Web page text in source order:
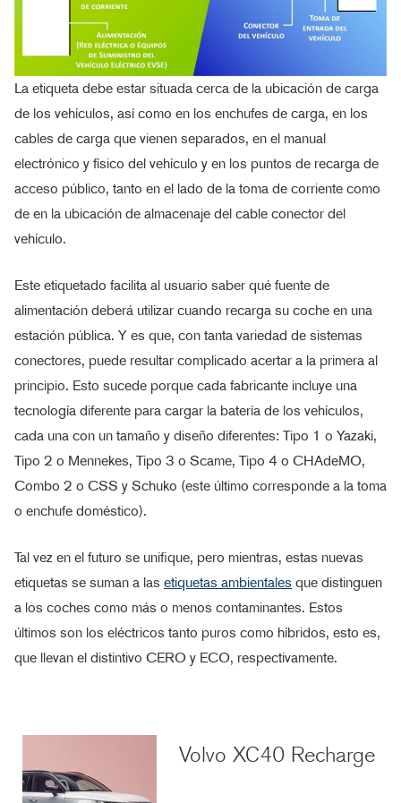
La etiqueta debe estar situada cerca de la ubicación de carga
de los vehículos, así como en los enchufes de carga, en los
cables de carga que vienen separados, en el manual
electrónico y físico del vehículo y en los puntos de recarga de
acceso público, tanto en el lado de la toma de corriente como
de en la ubicación de almacenaje del cable conector del
vehículo.
Este etiquetado facilita al usuario saber qué fuente de
alimentación deberá utilizar cuando recarga su coche en una
estación pública. Y es que, con tanta variedad de sistemas
conectores, puede resultar complicado acertar a la primera al
principio. Esto sucede porque cada fabricante incluye una
tecnología diferente para cargar la batería de los vehículos,
cada una con un tamaño y diseño diferentes: Tipo 1 o Yazaki,
Tipo 2 o Mennekes, Tipo 3 o Scame, Tipo 4 o CHAdeMO,
Combo 2 o CSS y Schuko (este último corresponde a la toma
o enchufe doméstico).
Tal vez en el futuro se unifique, pero mientras, estas nuevas
etiquetas se suman a las etiquetas ambientales que distinguen
a los coches como más o menos contaminantes. Estos
últimos son los eléctricos tanto puros como híbridos, esto es,
que llevan el distintivo CERO y ECO, respectivamente.
Volvo XC40 Recharge